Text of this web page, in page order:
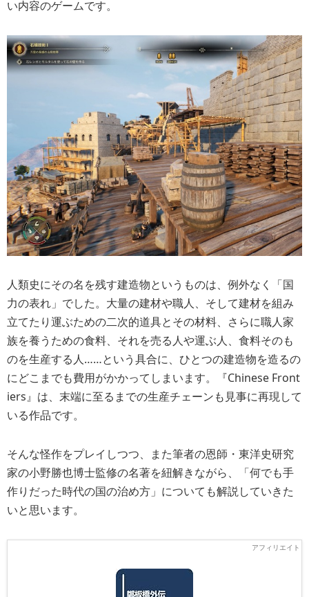
い内容のゲームです。
人類史にその名を残す建造物というものは、例外なく「国
力の表れ」でした。大量の建材や職人、そして建材を組み
立てたり運ぶための二次的道具とその材料、さらに職人家
族を養うための食料、それを売る人や運ぶ人、食料そのも
のを生産する人……という具合に、ひとつの建造物を造るの
にどこまでも費用がかかってしまいます。『Chinese Front
iers』は、末端に至るまでの生産チェーンも見事に再現して
いる作品です。
そんな怪作をプレイしつつ、また筆者の恩師・東洋史研究
家の小野勝也博士監修の名著を紐解きながら、「何でも手
作りだった時代の国の治め方」についても解説していきた
いと思います。